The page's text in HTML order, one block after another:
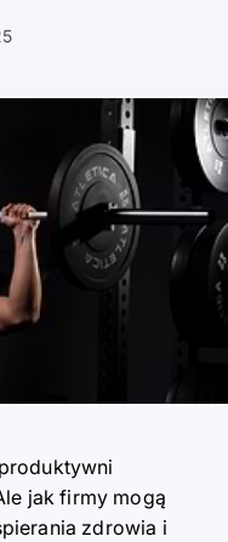
jak firmy mogą
zdrowia i